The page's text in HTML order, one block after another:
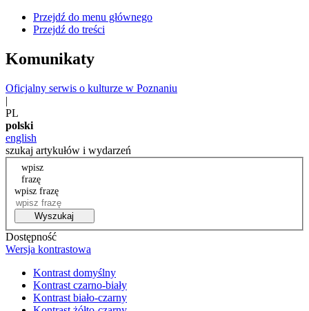
Przejdź do menu głównego
Przejdź do treści
Komunikaty
Oficjalny serwis o kulturze w Poznaniu
|
PL
polski
english
szukaj artykułów i wydarzeń
wpisz
frazę
wpisz frazę
Wyszukaj
Dostępność
Wersja kontrastowa
Kontrast domyślny
Kontrast czarno-biały
Kontrast biało-czarny